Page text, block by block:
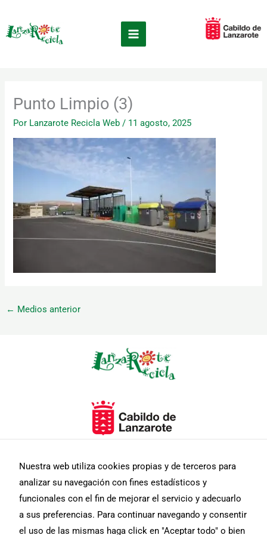
contenido
Punto Limpio (3)
Por Lanzarote Recicla Web / 11 agosto, 2025
← Medios anterior
Nuestra web utiliza cookies propias y de terceros para
analizar su navegación con fines estadísticos y
funcionales con el fin de mejorar el servicio y adecuarlo
a sus preferencias. Para continuar navegando y consentir
el uso de las mismas haga click en "Aceptar todo" o bien
son
opcionales.
Son
para que
funcione la
web.
Estadísticas
Para que